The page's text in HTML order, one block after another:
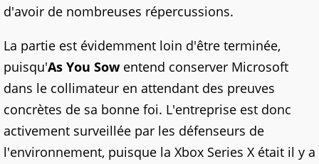
d'avoir de nombreuses répercussions.
La partie est évidemment loin d'être terminée,
puisqu'As You Sowentend conserver Microsoft
dans le collimateur en attendant des preuves
concrètes de sa bonne foi. L'entreprise est donc
activement surveillée par les défenseurs de
l'environnement, puisque la Xbox Series X était il y a